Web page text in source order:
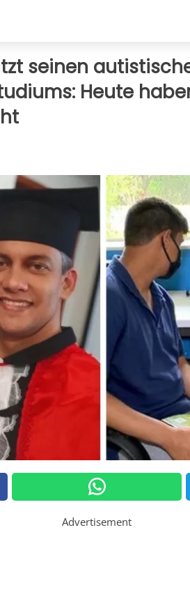
seinen
Heute
Advertisement